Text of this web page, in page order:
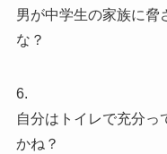
男が中学生の家族に脅
な？
6.
自分はトイレで充分っ
かね？